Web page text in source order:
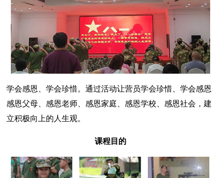
学会感恩、学会珍惜。通过活动让营员学会珍惜、学会感恩
感恩父母、感恩老师、感恩家庭、感恩学校、感恩社会，建
立积极向上的人生观。
课程目的